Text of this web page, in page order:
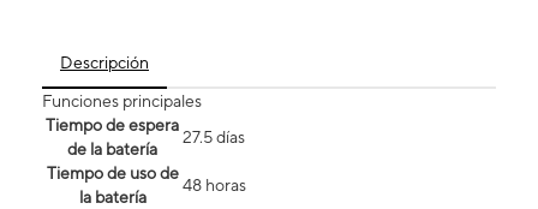
Descripción
Funciones principales
Tiempo de espera
de la batería
27.5 días
Tiempo de uso de
la batería
48 horas